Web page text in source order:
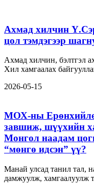
Ахмад хилчин
цол тэмдэгээр
Ахмад хилчин, бэлтгэл
Хил хамгаалах
2026-05-15
МОХ-ны
завшиж, шүүхийн
Монгол наадам
“мөнгө идсэн” үү?
Манай улсад танил тал,
дамжуулж, хамгаалуулж